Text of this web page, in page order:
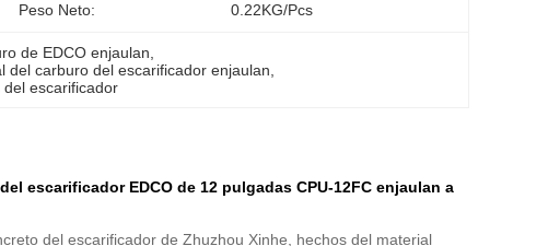
Peso Neto: 0.22KG/pcs
de EDCO enjaulan
del carburo del escarificador enjaulan
escarificador
escarificador EDCO de 12 pulgadas CPU-12FC enjaulan a
del escarificador de Zhuzhou Xinhe, hechos del material